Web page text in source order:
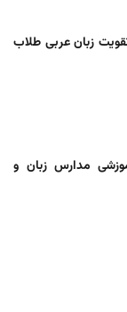
زبان عربی طلاب
مدارس زبان و